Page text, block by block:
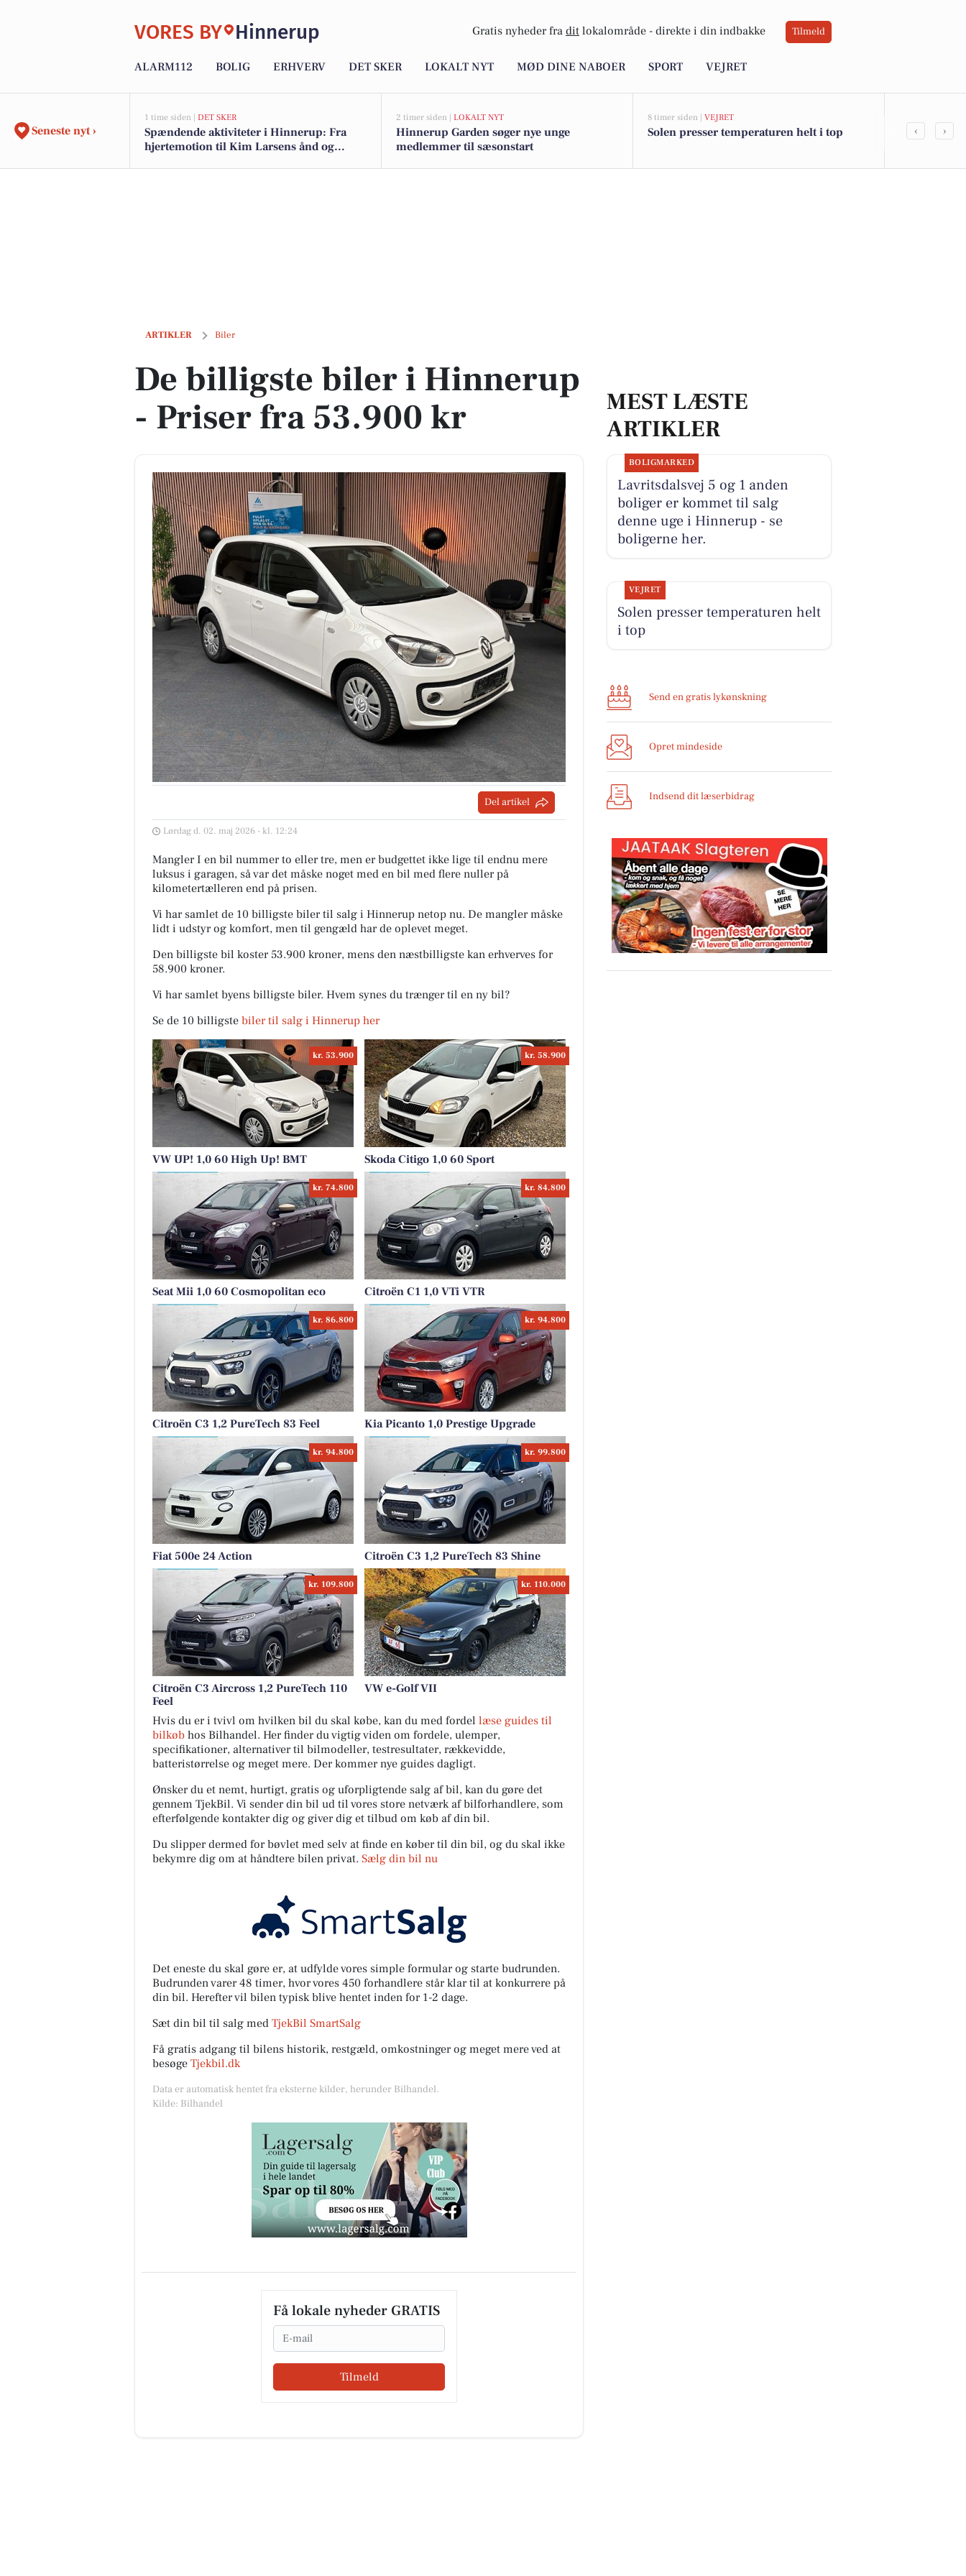
VORES BY Hinnerup Gratis nyheder fra dit lokalområde - direkte i din indbakke Tilmeld
ALARM112 BOLIG ERHVERV DET SKER LOKALT NYT MØD DINE NABOER SPORT VEJRET
Seneste nyt ›
1 time siden | DET SKER
Spændende aktiviteter i Hinnerup: Fra
hjertemotion til Kim Larsens ånd og
2 timer siden | LOKALT NYT
Hinnerup Garden søger nye unge
medlemmer til sæsonstart
8 timer siden | VEJRET
Solen presser temperaturen helt i top
Hinnerup
‹ ›
ARTIKLER Biler
De billigste biler i Hinnerup - Priser fra 53.900 kr
De billigste biler i Hinnerup
- Priser fra 53.900 kr
Del artikel
Lørdag d. 02. maj 2026 - kl. 12:24
Mangler I en bil nummer to eller tre, men er budgettet ikke lige til endnu mere
luksus i garagen, så var det måske noget med en bil med flere nuller på
kilometertælleren end på prisen.
Vi har samlet de 10 billigste biler til salg i Hinnerup netop nu. De mangler måske
lidt i udstyr og komfort, men til gengæld har de oplevet meget.
Den billigste bil koster 53.900 kroner, mens den næstbilligste kan erhverves for
58.900 kroner.
Vi har samlet byens billigste biler. Hvem synes du trænger til en ny bil?
Se de 10 billigste biler til salg i Hinnerup her
kr. 53.900
VW UP! 1,0 60 High Up! BMT
kr. 58.900
Skoda Citigo 1,0 60 Sport
kr. 74.800
Seat Mii 1,0 60 Cosmopolitan eco
kr. 84.800
Citroën C1 1,0 VTi VTR
kr. 86.800
Citroën C3 1,2 PureTech 83 Feel
kr. 94.800
Kia Picanto 1,0 Prestige Upgrade
kr. 94.800
Fiat 500e 24 Action
kr. 99.800
Citroën C3 1,2 PureTech 83 Shine
kr. 109.800
Citroën C3 Aircross 1,2 PureTech 110
Feel
kr. 110.000
VW e-Golf VII
Hvis du er i tvivl om hvilken bil du skal købe, kan du med fordel læse guides til
bilkøb hos Bilhandel. Her finder du vigtig viden om fordele, ulemper,
specifikationer, alternativer til bilmodeller, testresultater, rækkevidde,
batteristørrelse og meget mere. Der kommer nye guides dagligt.
Ønsker du et nemt, hurtigt, gratis og uforpligtende salg af bil, kan du gøre det
gennem TjekBil. Vi sender din bil ud til vores store netværk af bilforhandlere, som
efterfølgende kontakter dig og giver dig et tilbud om køb af din bil.
Du slipper dermed for bøvlet med selv at finde en køber til din bil, og du skal ikke
bekymre dig om at håndtere bilen privat. Sælg din bil nu
Det eneste du skal gøre er, at udfylde vores simple formular og starte budrunden.
Budrunden varer 48 timer, hvor vores 450 forhandlere står klar til at konkurrere på
din bil. Herefter vil bilen typisk blive hentet inden for 1-2 dage.
Sæt din bil til salg med TjekBil SmartSalg
Få gratis adgang til bilens historik, restgæld, omkostninger og meget mere ved at
besøge Tjekbil.dk
Data er automatisk hentet fra eksterne kilder, herunder Bilhandel.
Kilde: Bilhandel
Få lokale nyheder GRATIS
Email
Tilmeld
MEST LÆSTE
ARTIKLER
BOLIGMARKED
Lavritsdalsvej 5 og 1 anden
boliger er kommet til salg
denne uge i Hinnerup - se
boligerne her.
VEJRET
Solen presser temperaturen helt
i top
Send en gratis lykønskning
Opret mindeside
Indsend dit læserbidrag